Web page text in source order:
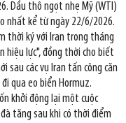
Dầu thô ngọt nhẹ Mỹ (WTI)
nhất kể từ ngày 22/6/2026.
thời ký với Iran trong tháng
hiệu lực", đồng thời cho biết
sau các vụ Iran tấn công căn
qua eo biển Hormuz.
khởi động lại một cuộc
tăng sau khi có thời điểm